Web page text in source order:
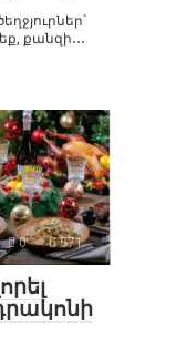
քանզի․․․
0 571